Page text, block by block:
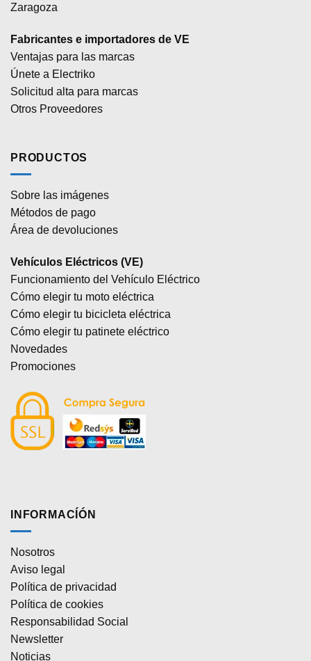
Zaragoza
Fabricantes e importadores de VE
Ventajas para las marcas
Únete a Electriko
Solicitud alta para marcas
Otros Proveedores
PRODUCTOS
Sobre las imágenes
Métodos de pago
Área de devoluciones
Vehículos Eléctricos (VE)
Funcionamiento del Vehículo Eléctrico
Cómo elegir tu moto eléctrica
Cómo elegir tu bicicleta eléctrica
Cómo elegir tu patinete eléctrico
Novedades
Promociones
INFORMACÍÓN
Nosotros
Aviso legal
Política de privacidad
Política de cookies
Responsabilidad Social
Newsletter
Noticias